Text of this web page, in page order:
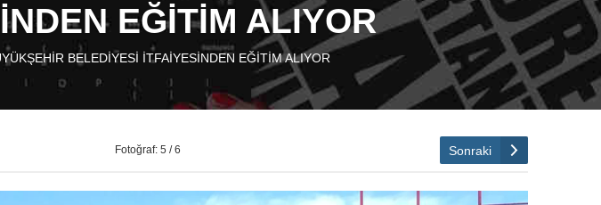
EĞİTİM ALIYOR
BELEDİYESİ İTFAİYESİNDEN EĞİTİM ALIYOR
Fotoğraf: 5 / 6 Sonraki